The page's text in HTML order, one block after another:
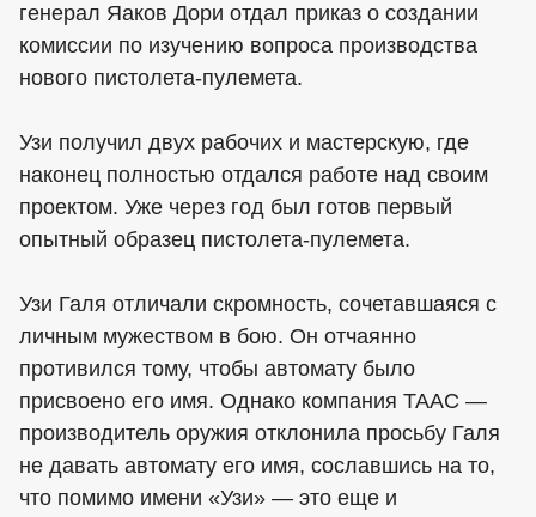
генерал Яаков Дори отдал приказ о создании
комиссии по изучению вопроса производства
нового пистолета-пулемета.
Узи получил двух рабочих и мастерскую, где
наконец полностью отдался работе над своим
проектом. Уже через год был готов первый
опытный образец пистолета-пулемета.
Узи Галя отличали скромность, сочетавшаяся с
личным мужеством в бою. Он отчаянно
противился тому, чтобы автомату было
присвоено его имя. Однако компания ТААС —
производитель оружия отклонила просьбу Галя
не давать автомату его имя, сославшись на то,
что помимо имени «Узи» — это еще и